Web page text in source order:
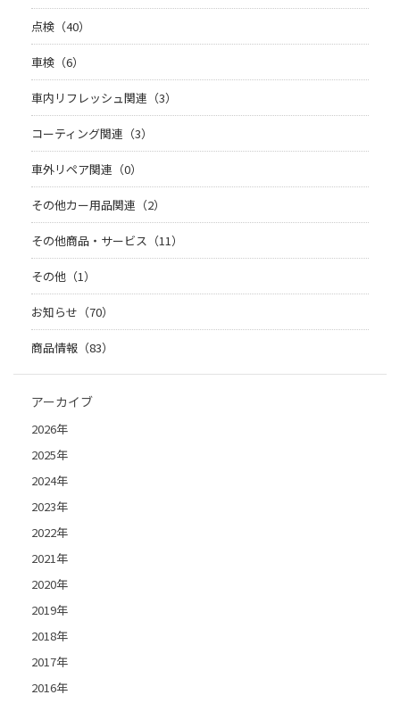
点検（40）
車検（6）
車内リフレッシュ関連（3）
コーティング関連（3）
車外リペア関連（0）
その他カー用品関連（2）
その他商品・サービス（11）
その他（1）
お知らせ（70）
商品情報（83）
アーカイブ
2026年
2025年
2024年
2023年
2022年
2021年
2020年
2019年
2018年
2017年
2016年